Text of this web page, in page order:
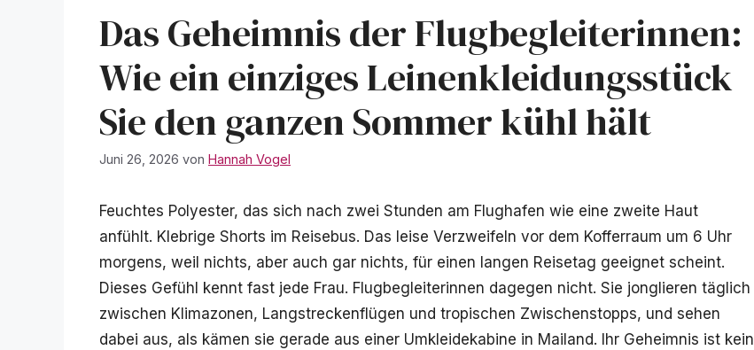
Das Geheimnis der Flugbegleiterinnen:
Wie ein einziges Leinenkleidungsstück
Sie den ganzen Sommer kühl hält
Juni 26, 2026 von Hannah Vogel
Feuchtes Polyester, das sich nach zwei Stunden am Flughafen wie eine zweite Haut
anfühlt. Klebrige Shorts im Reisebus. Das leise Verzweifeln vor dem Kofferraum um 6 Uhr
morgens, weil nichts, aber auch gar nichts, für einen langen Reisetag geeignet scheint.
Dieses Gefühl kennt fast jede Frau. Flugbegleiterinnen dagegen nicht. Sie jonglieren täglich
zwischen Klimazonen, Langstreckenflügen und tropischen Zwischenstopps, und sehen
dabei aus, als kämen sie gerade aus einer Umkleidekabine in Mailand. Ihr Geheimnis ist kein